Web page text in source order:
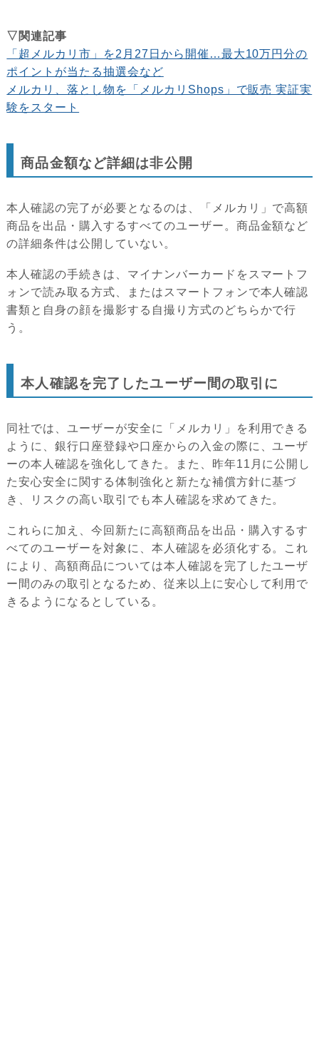
▽関連記事
「超メルカリ市」を2月27日から開催…最大10万円分の
ポイントが当たる抽選会など
メルカリ、落とし物を「メルカリShops」で販売 実証実
験をスタート
商品金額など詳細は非公開
本人確認の完了が必要となるのは、「メルカリ」で高額
商品を出品・購入するすべてのユーザー。商品金額など
の詳細条件は公開していない。
本人確認の手続きは、マイナンバーカードをスマートフ
ォンで読み取る方式、またはスマートフォンで本人確認
書類と自身の顔を撮影する自撮り方式のどちらかで行
う。
本人確認を完了したユーザー間の取引に
同社では、ユーザーが安全に「メルカリ」を利用できる
ように、銀行口座登録や口座からの入金の際に、ユーザ
ーの本人確認を強化してきた。また、昨年11月に公開し
た安心安全に関する体制強化と新たな補償方針に基づ
き、リスクの高い取引でも本人確認を求めてきた。
これらに加え、今回新たに高額商品を出品・購入するす
べてのユーザーを対象に、本人確認を必須化する。これ
により、高額商品については本人確認を完了したユーザ
ー間のみの取引となるため、従来以上に安心して利用で
きるようになるとしている。